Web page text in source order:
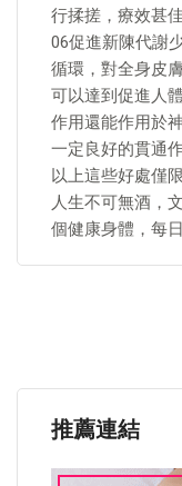
行揉搓，療效甚佳
06促進新陳代謝
循環，對全身皮
可以達到促進人
作用還能作用於
一定良好的貫通作
以上這些好處僅
人生不可無酒，
個健康身體，每
推薦連結